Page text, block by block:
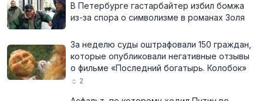
В Петербурге гастарбайтер избил бомжа
из-за спора о символизме в романах Золя
За неделю суды оштрафовали 150 граждан,
которые опубликовали негативные отзывы
о фильме «Последний богатырь. Колобок»
2